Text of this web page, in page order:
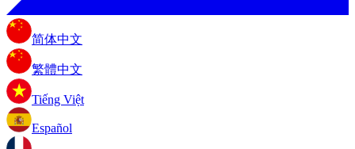
简体中文
繁體中文
Tiếng Việt
Español